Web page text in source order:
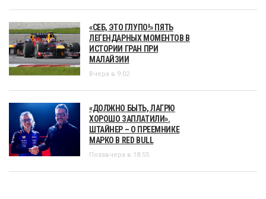
«СЕБ, ЭТО ГЛУПО!» ПЯТЬ
ЛЕГЕНДАРНЫХ МОМЕНТОВ В
ИСТОРИИ ГРАН ПРИ
МАЛАЙЗИИ
Вчера в 9:02
«ДОЛЖНО БЫТЬ, ЛАГРЮ
ХОРОШО ЗАПЛАТИЛИ».
ШТАЙНЕР – О ПРЕЕМНИКЕ
МАРКО В RED BULL
Позавчера в 18:55